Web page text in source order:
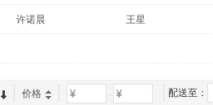
华龄出版社
许诺晨 王星
价格 - 配送至：